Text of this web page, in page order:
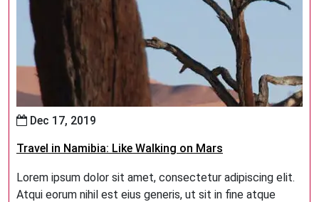
Dec 17, 2019
Travel in Namibia: Like Walking on Mars
Lorem ipsum dolor sit amet, consectetur adipiscing elit.
Atqui eorum nihil est eius generis, ut sit in fine atque